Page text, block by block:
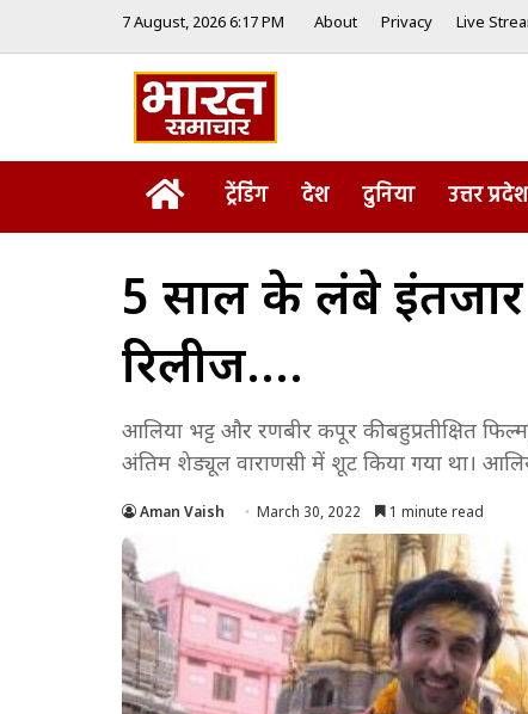
7 August, 2026 6:17 PM About Privacy Live
Homeट्रेंडिंग देश दुनिया उत्तर प्रदेश
5 साल के लंबे इंतजार के
रिलीज….
आलिया भट्ट और रणबीर कपूर की बहुप्रतीक्षित
अंतिम शेड्यूल वाराणसी में शूट किया गया था।
Aman Vaish March 30, 2022 1 minute read